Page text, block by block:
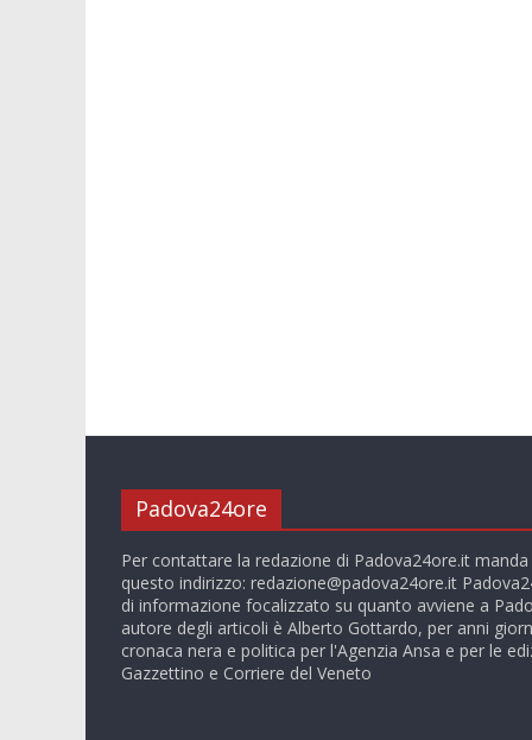
Padova24ore
Per contattare la redazione di Padova24ore.it
questo indirizzo: redazione@padova24ore.it
di informazione focalizzato su quanto avviene a
autore degli articoli è Alberto Gottardo, per anni
cronaca nera e politica per l'Agenzia Ansa e per le
Gazzettino e Corriere del Veneto